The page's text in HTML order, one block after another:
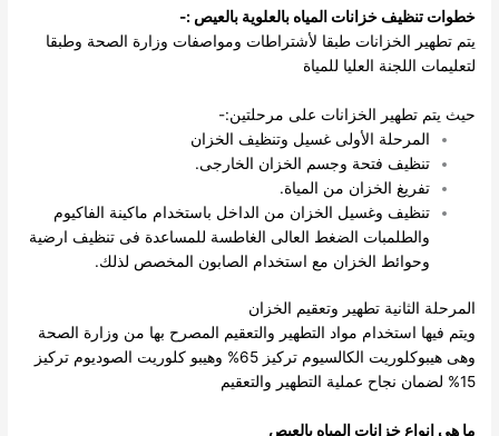
خطوات تنظيف خزانات المياه بالعلوية بالعيص :-
يتم تطهير الخزانات طبقا لأشتراطات ومواصفات وزارة الصحة وطبقا
لتعليمات اللجنة العليا للمياة
حيث يتم تطهير الخزانات على مرحلتين:-
المرحلة الأولى غسيل وتنظيف الخزان
تنظيف فتحة وجسم الخزان الخارجى.
تفريغ الخزان من المياة.
تنظيف وغسيل الخزان من الداخل باستخدام ماكينة الفاكيوم
والطلمبات الضغط العالى الغاطسة للمساعدة فى تنظيف ارضية
وحوائط الخزان مع استخدام الصابون المخصص لذلك.
المرحلة الثانية تطهير وتعقيم الخزان
ويتم فيها استخدام مواد التطهير والتعقيم المصرح بها من وزارة الصحة
وهى هيبوكلوريت الكالسيوم تركيز 65% وهيبو كلوريت الصوديوم تركيز
15% لضمان نجاح عملية التطهير والتعقيم
ما هى انواع خزانات المياه بالعيص